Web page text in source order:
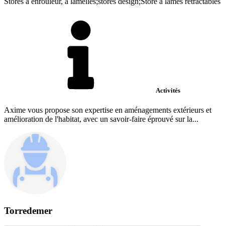
Activités
Axime vous propose son expertise en aménagements extérieurs et
amélioration de l'habitat, avec un savoir-faire éprouvé sur la...
Torredemer